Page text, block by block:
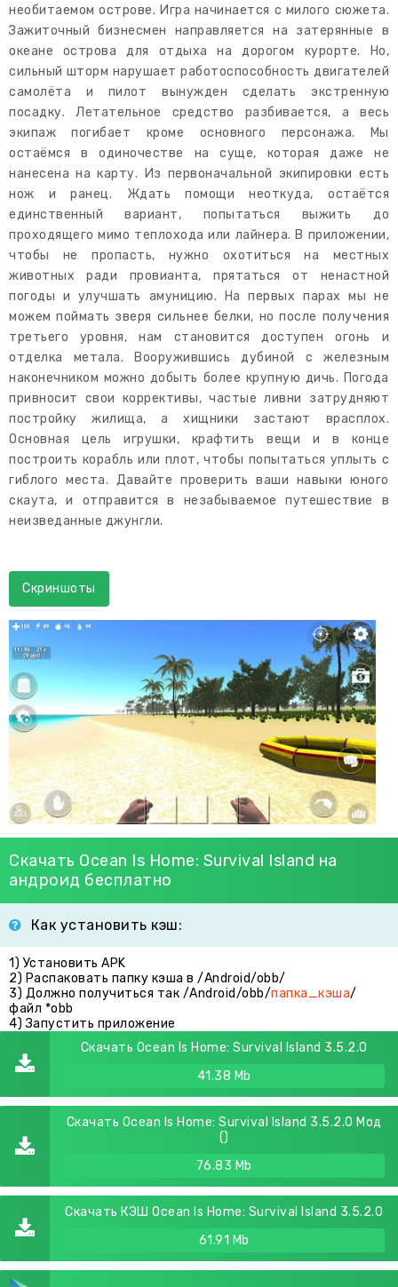
необитаемом острове. Игра начинается с милого сюжета.
Зажиточный бизнесмен направляется на затерянные в
океане острова для отдыха на дорогом курорте. Но,
сильный шторм нарушает работоспособность двигателей
самолёта и пилот вынужден сделать экстренную
посадку. Летательное средство разбивается, а весь
экипаж погибает кроме основного персонажа. Мы
остаёмся в одиночестве на суще, которая даже не
нанесена на карту. Из первоначальной экипировки есть
нож и ранец. Ждать помощи неоткуда, остаётся
единственный вариант, попытаться выжить до
проходящего мимо теплохода или лайнера. В приложении,
чтобы не пропасть, нужно охотиться на местных
животных ради провианта, прятаться от ненастной
погоды и улучшать амуницию. На первых парах мы не
можем поймать зверя сильнее белки, но после получения
третьего уровня, нам становится доступен огонь и
отделка метала. Вооружившись дубиной с железным
наконечником можно добыть более крупную дичь. Погода
привносит свои коррективы, частые ливни затрудняют
постройку жилища, а хищники застают врасплох.
Основная цель игрушки, крафтить вещи и в конце
построить корабль или плот, чтобы попытаться уплыть с
гиблого места. Давайте проверить ваши навыки юного
скаута, и отправится в незабываемое путешествие в
неизведанные джунгли.
Скриншоты
Скачать Ocean Is Home: Survival Island на
андроид бесплатно
Как установить кэш:
1) Установить APK
2) Распаковать папку кэша в /Android/obb/
3) Должно получиться так /Android/obb/папка_кэша/
файл *obb
4) Запустить приложение
Скачать Ocean Is Home: Survival Island 3.5.2.0
41.38 Mb
Скачать Ocean Is Home: Survival Island 3.5.2.0 Мод
()
76.83 Mb
Скачать КЭШ Ocean Is Home: Survival Island 3.5.2.0
61.91 Mb